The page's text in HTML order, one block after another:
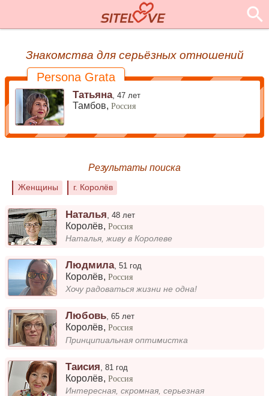
Знакомства для серьёзных отношений
Persona Grata
Татьяна,47 лет
Тамбов,Россия
Результаты поиска
Женщины г. Королёв
Наталья ,48 лет
Королёв,Россия
Наталья, живу в Королеве
Людмила,51 год
Королёв,Россия
Хочу радоваться жизни не одна!
Любовь,65 лет
Королёв,Россия
Принципиальная оптимистка
Таисия ,81 год
Королёв,Россия
Интересная, скромная, серьезная